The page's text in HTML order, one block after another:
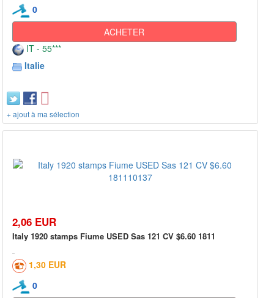
0
ACHETER
IT - 55***
Italie
+ ajout à ma sélection
2,06 EUR
Italy 1920 stamps Fiume USED Sas 121 CV $6.60 1811
1,30 EUR
0